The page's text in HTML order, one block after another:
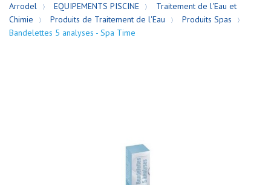
Arrodel EQUIPEMENTS PISCINE
Traitement de l'Eau et
Chimie
Produits de Traitement de l'Eau
Produits Spas
Bandelettes 5 analyses - Spa Time